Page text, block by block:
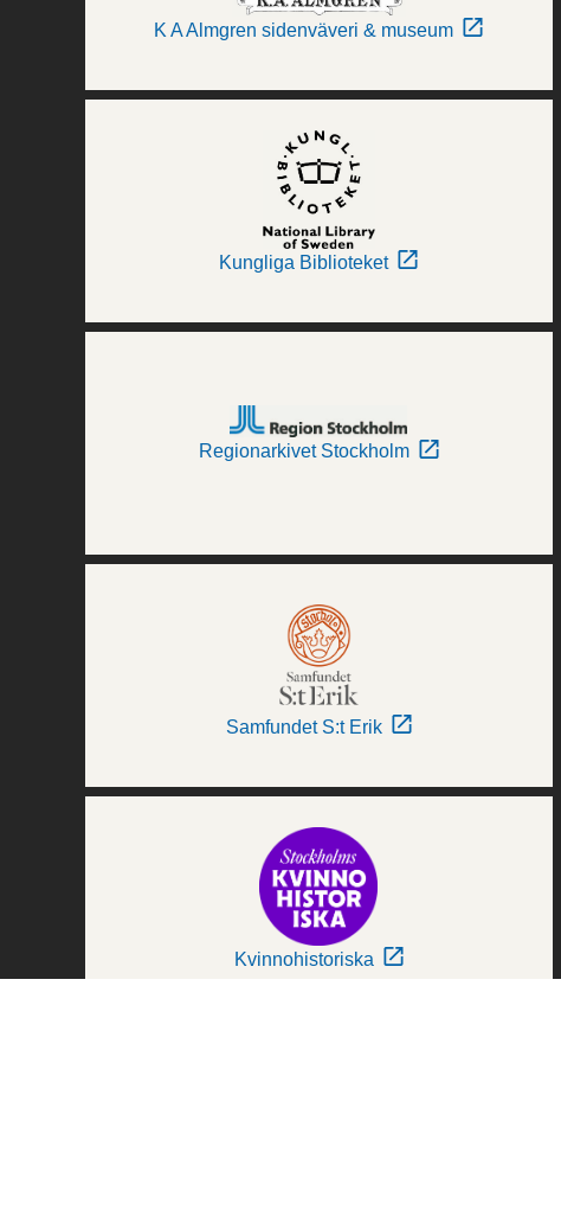
K A Almgren sidenväveri & museum
Kungliga Biblioteket
Regionarkivet Stockholm
Samfundet S:t Erik
Kvinnohistoriska